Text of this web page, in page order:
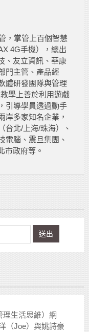
，掌管上百個智慧
4G手機），總出
、友立資訊、華康
門主管、產品經
體研發團隊與管理
學上善於利用遊戲
引導學員透過動手
岸多家知名企業，
台北/上海/珠海）、
電腦、震旦集團、
市政府等。
送出
理生活思維）網
（Joe）與姚詩豪